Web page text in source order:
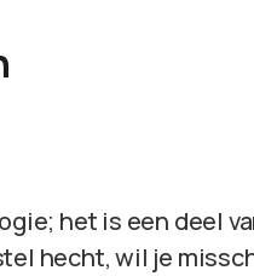
het is een deel
hecht, wil je